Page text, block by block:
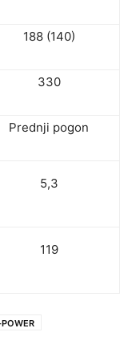
188 (140)
330
Prednji pogon
5,3
119